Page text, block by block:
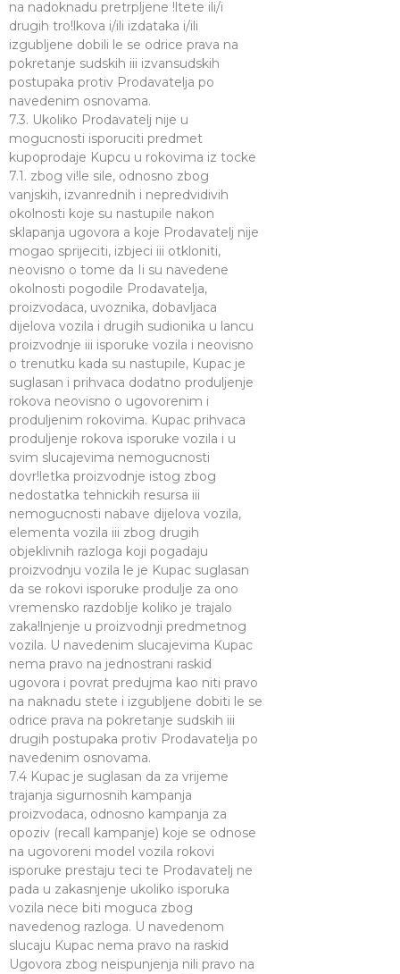
na nadoknadu pretrpljene !ltete ili/i
drugih tro!lkova i/ili izdataka i/ili
izgubljene dobili le se odrice prava na
pokretanje sudskih iii izvansudskih
postupaka protiv Prodavatelja po
navedenim osnovama.
7.3. Ukoliko Prodavatelj nije u
mogucnosti isporuciti predmet
kupoprodaje Kupcu u rokovima iz tocke
7.1. zbog vi!le sile, odnosno zbog
vanjskih, izvanrednih i nepredvidivih
okolnosti koje su nastupile nakon
sklapanja ugovora a koje Prodavatelj nije
mogao sprijeciti, izbjeci iii otkloniti,
neovisno o tome da Ii su navedene
okolnosti pogodile Prodavatelja,
proizvodaca, uvoznika, dobavljaca
dijelova vozila i drugih sudionika u lancu
proizvodnje iii isporuke vozila i neovisno
o trenutku kada su nastupile, Kupac je
suglasan i prihvaca dodatno produljenje
rokova neovisno o ugovorenim i
produljenim rokovima. Kupac prihvaca
produljenje rokova isporuke vozila i u
svim slucajevima nemogucnosti
dovr!letka proizvodnje istog zbog
nedostatka tehnickih resursa iii
nemogucnosti nabave dijelova vozila,
elementa vozila iii zbog drugih
objeklivnih razloga koji pogadaju
proizvodnju vozila le je Kupac suglasan
da se rokovi isporuke produlje za ono
vremensko razdoblje koliko je trajalo
zaka!lnjenje u proizvodnji predmetnog
vozila. U navedenim slucajevima Kupac
nema pravo na jednostrani raskid
ugovora i povrat predujma kao niti pravo
na naknadu stete i izgubljene dobiti le se
odrice prava na pokretanje sudskih iii
drugih postupaka protiv Prodavatelja po
navedenim osnovama.
7.4 Kupac je suglasan da za vrijeme
trajanja sigurnosnih kampanja
proizvodaca, odnosno kampanja za
opoziv (recall kampanje) koje se odnose
na ugovoreni model vozila rokovi
isporuke prestaju teci te Prodavatelj ne
pada u zakasnjenje ukoliko isporuka
vozila nece biti moguca zbog
navedenog razloga. U navedenom
slucaju Kupac nema pravo na raskid
Ugovora zbog neispunjenja nili pravo na